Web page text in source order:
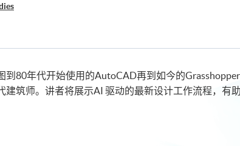
with Grasshopper in Rhinoceros)
到80年代开始使用的AutoCAD再到如今的
建筑师。讲者将展示AI 驱动的最新设计工作流程，有